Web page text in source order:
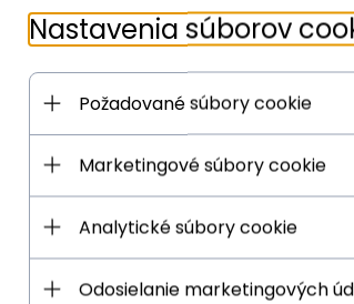
PONUKU
DRUH:shopper bag
KOLOR:svetlo šedá
Nastavenia súborov
Požadované súbory cookie
Marketingové súbory cookie
Analytické súbory cookie
Odosielanie marketingových